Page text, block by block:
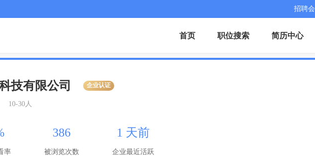
招聘会
首页 职位搜索 简历中心
技有限公司 企业认证
10-30人
率
386
被浏览次数
1 天前
企业最近活跃